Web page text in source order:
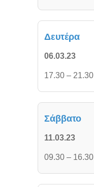
Δευτέρα
06.03.23
17.30 – 21.30
Σάββατο
11.03.23
09.30 – 16.30